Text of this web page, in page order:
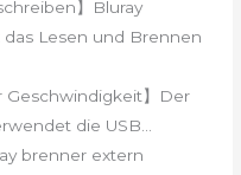
】Bluray
Lesen und Brennen
Geschwindigkeit】Der
die USB...
brenner extern